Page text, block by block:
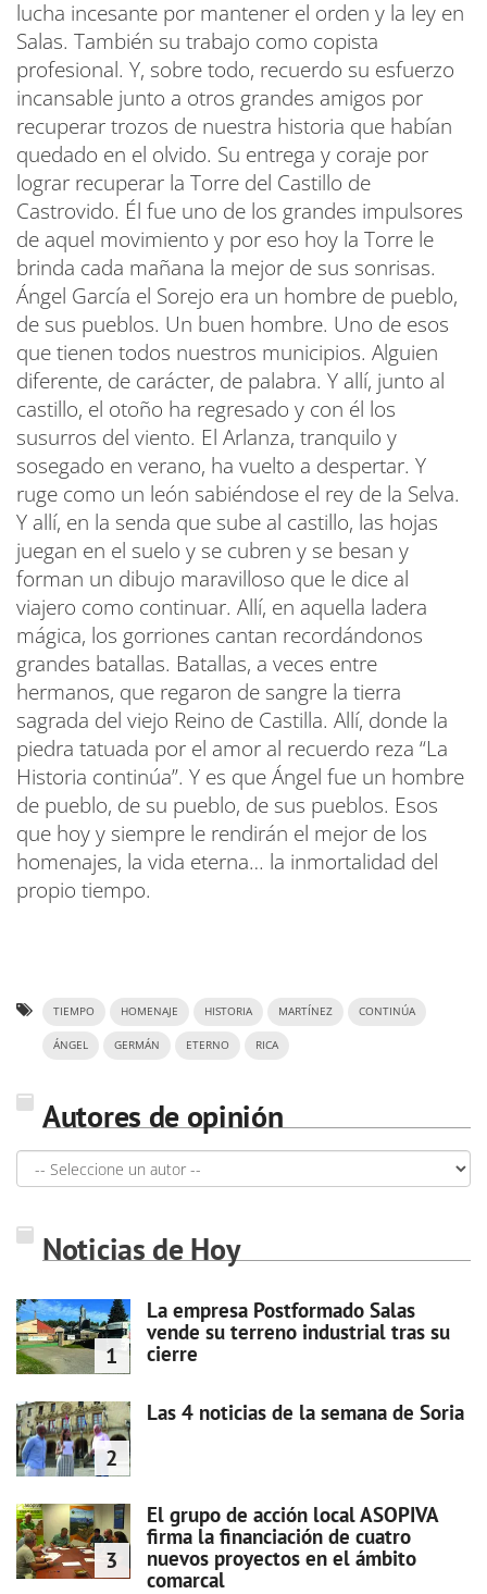
lucha incesante por mantener el orden y la ley en
Salas. También su trabajo como copista
profesional. Y, sobre todo, recuerdo su esfuerzo
incansable junto a otros grandes amigos por
recuperar trozos de nuestra historia que habían
quedado en el olvido. Su entrega y coraje por
lograr recuperar la Torre del Castillo de
Castrovido. Él fue uno de los grandes impulsores
de aquel movimiento y por eso hoy la Torre le
brinda cada mañana la mejor de sus sonrisas.
Ángel García el Sorejo era un hombre de pueblo,
de sus pueblos. Un buen hombre. Uno de esos
que tienen todos nuestros municipios. Alguien
diferente, de carácter, de palabra. Y allí, junto al
castillo, el otoño ha regresado y con él los
susurros del viento. El Arlanza, tranquilo y
sosegado en verano, ha vuelto a despertar. Y
ruge como un león sabiéndose el rey de la Selva.
Y allí, en la senda que sube al castillo, las hojas
juegan en el suelo y se cubren y se besan y
forman un dibujo maravilloso que le dice al
viajero como continuar. Allí, en aquella ladera
mágica, los gorriones cantan recordándonos
grandes batallas. Batallas, a veces entre
hermanos, que regaron de sangre la tierra
sagrada del viejo Reino de Castilla. Allí, donde la
piedra tatuada por el amor al recuerdo reza “La
Historia continúa”. Y es que Ángel fue un hombre
de pueblo, de su pueblo, de sus pueblos. Esos
que hoy y siempre le rendirán el mejor de los
homenajes, la vida eterna… la inmortalidad del
propio tiempo.
TIEMPO HOMENAJE HISTORIA MARTÍNEZ CONTINÚA
ÁNGEL GERMÁN ETERNO RICA
Autores de opinión
Noticias de Hoy
1
La empresa Postformado Salas
vende su terreno industrial tras su
cierre
2
Las 4 noticias de la semana de Soria
3
El grupo de acción local ASOPIVA
firma la financiación de cuatro
nuevos proyectos en el ámbito
comarcal